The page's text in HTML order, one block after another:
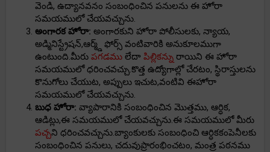
వెండి, ఉద్యానవనం సంబంధించిన పనులను ఈ హోరా
సమయములో చేయవచ్చును.
అంగారక హోరా: అంగారకుని హోరా పోలీసులకు, న్యాయ,
అడ్మినిస్ట్రేషన్,ఆర్మ్డ్ ఫోర్స్ వంటివారికి అనుకూలముగా
ఉంటుంది.మీరు పగడము లేదా పిల్లికన్ను రాయిని ఈ హోరా
సమయములో ధరించవచ్చు.కొత్త ఉద్యోగాల్లో చేరటం, స్థిరాస్తులను
కొనుగోలు చేయుట, అప్పులు ఇచుట,వంటివి ఈహోరా
సమయములో చేయవచ్చును.
బుధ హోరా: వ్యాపారానికి సంబంధించిన మొత్తము, ఆర్ధిక,
ఆడిట్లు,ఈ సమయములో చేయవచ్చును.ఈ సమయములో మీరు
పచ్చని ధరించవచ్చును.బ్యాంకులకు సంబంధించి ఆర్ధికకంపెనీలకు
సంబంధించిన పనులు, చదువుప్రారంభించటం, మంత్ర పఠనము